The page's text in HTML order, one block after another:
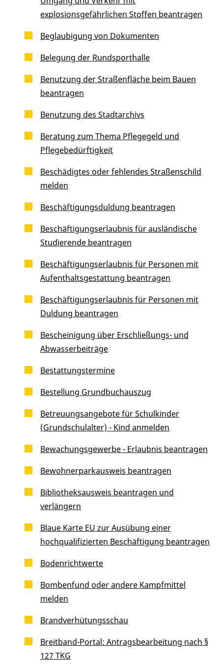
explosionsgefährlichen Stoffen beantragen
Beglaubigung von Dokumenten
Belegung der Rundsporthalle
Benutzung der Straßenfläche beim Bauen
beantragen
Benutzung des Stadtarchivs
Beratung zum Thema Pflegegeld und
Pflegebedürftigkeit
Beschädigtes oder fehlendes Straßenschild
melden
Beschäftigungsduldung beantragen
Beschäftigungserlaubnis für ausländische
Studierende beantragen
Beschäftigungserlaubnis für Personen mit
Aufenthaltsgestattung beantragen
Beschäftigungserlaubnis für Personen mit
Duldung beantragen
Bescheinigung über Erschließungs- und
Abwasserbeiträge
Bestattungstermine
Bestellung Grundbuchauszug
Betreuungsangebote für Schulkinder
(Grundschulalter) - Kind anmelden
Bewachungsgewerbe - Erlaubnis beantragen
Bewohnerparkausweis beantragen
Bibliotheksausweis beantragen und
verlängern
Blaue Karte EU zur Ausübung einer
hochqualifizierten Beschäftigung beantragen
Bodenrichtwerte
Bombenfund oder andere Kampfmittel
melden
Brandverhütungsschau
Breitband-Portal: Antragsbearbeitung nach §
127 TKG